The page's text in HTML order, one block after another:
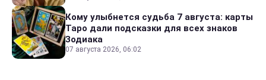
Кому улыбнется судьба 7 августа: карты
Таро дали подсказки для всех знаков
Зодиака
07 августа 2026, 06:02